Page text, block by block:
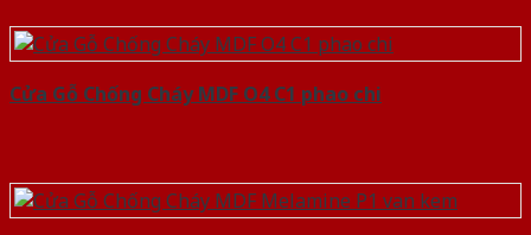
Cửa Gỗ Chống Cháy MDF O4 C1 phao chi